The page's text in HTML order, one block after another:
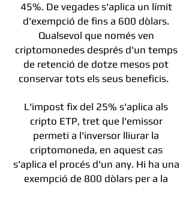
45%. De vegades s'aplica un límit
d'exempció de fins a 600 dòlars.
Qualsevol que només ven
criptomonedes després d'un temps
de retenció de dotze mesos pot
conservar tots els seus beneficis.
L'impost fix del 25% s'aplica als
cripto ETP, tret que l'emissor
permeti a l'inversor lliurar la
criptomoneda, en aquest cas
s'aplica el procés d'un any. Hi ha una
exempció de 800 dòlars per a la